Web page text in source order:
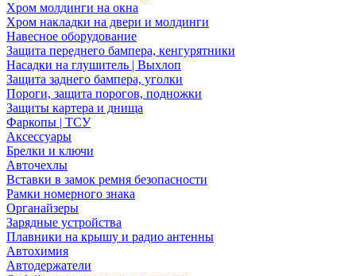
Хром молдинги на окна
Хром накладки на двери и молдинги
Навесное оборудование
Защита переднего бампера, кенгурятники
Насадки на глушитель | Выхлоп
Защита заднего бампера, уголки
Пороги, защита порогов, подножки
Защиты картера и днища
Фаркопы | ТСУ
Аксессуары
Брелки и ключи
Авточехлы
Вставки в замок ремня безопасности
Рамки номерного знака
Органайзеры
Зарядные устройства
Плавники на крышу и радио антенны
Автохимия
Автодержатели